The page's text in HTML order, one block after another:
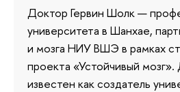
Доктор Гервин Шолк —
университета в Шанхае,
и мозга НИУ ВШЭ в рамках
проекта «Устойчивый
известен как создатель